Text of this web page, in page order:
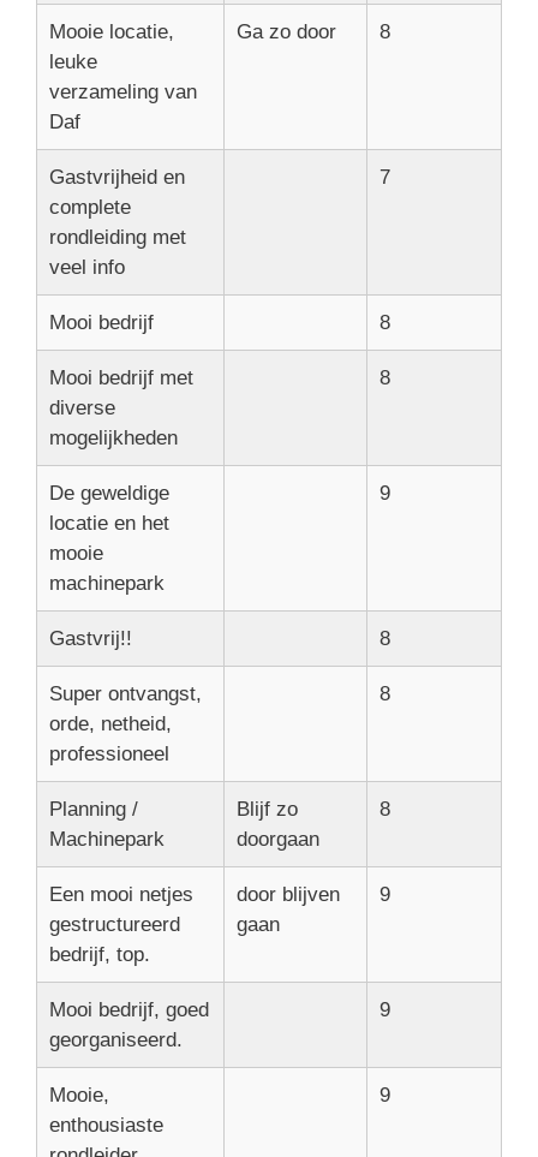
Mooie locatie,
leuke
verzameling van
Daf
Ga zo door 8
Gastvrijheid en
complete
rondleiding met
veel info
7
Mooi bedrijf 8
Mooi bedrijf met
diverse
mogelijkheden
8
De geweldige
locatie en het
mooie
machinepark
9
Gastvrij!! 8
Super ontvangst,
orde, netheid,
professioneel
8
Planning /
Machinepark
Blijf zo
doorgaan
8
Een mooi netjes
gestructureerd
bedrijf, top.
door blijven
gaan
9
Mooi bedrijf, goed
georganiseerd.
9
Mooie,
enthousiaste
9